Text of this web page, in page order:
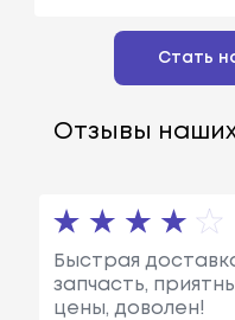
Стать
Отзывы
Быстрая
запчасть,
цены, доволен!